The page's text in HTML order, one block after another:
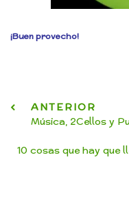
¡Buen provecho!
ANTERIOR
Música, 2Cellos y
10 cosas que hay que